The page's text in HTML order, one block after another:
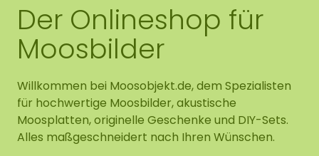
Der Onlineshop für
Moosbilder
Willkommen bei Moosobjekt.de, dem Spezialisten
für hochwertige Moosbilder, akustische
Moosplatten, originelle Geschenke und DIY-Sets.
Alles maßgeschneidert nach Ihren Wünschen.